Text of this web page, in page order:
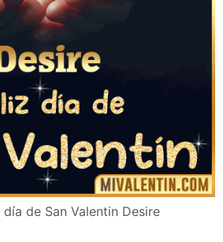
de San Valentin Desire